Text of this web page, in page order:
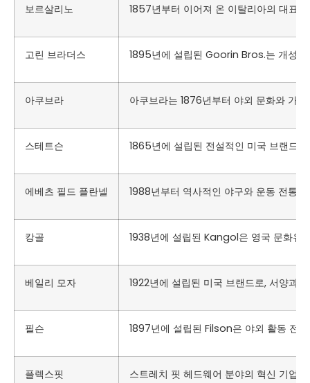
보르살리노 1857년부터 이어져 온 이탈리아의 대표
고린 브라더스 1895년에 설립된 Goorin Bros.는 개성과
아쿠브라 아쿠브라는 1876년부터 야외 문화와 가
스테트슨 1865년에 설립된 전설적인 미국 브랜드
에베츠 필드 플란넬 1988년부터 역사적인 야구와 운동 전통
캉골 1938년에 설립된 Kangol은 영국 문화유
베일리 모자 1922년에 설립된 미국 브랜드로, 서양과
필슨 1897년에 설립된 Filson은 야외 활동 전
플렉스핏 스트레치 핏 헤드웨어 분야의 혁신 기업